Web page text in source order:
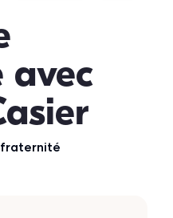
avec
fraternité